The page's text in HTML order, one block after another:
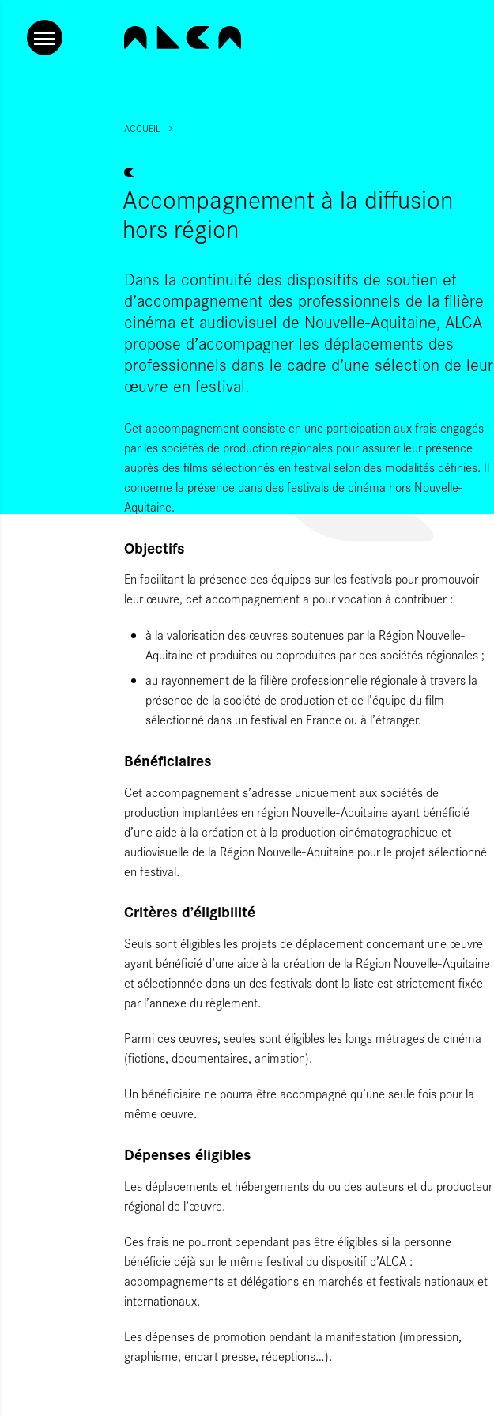
ACCUEIL
Accompagnement à la diffusion
hors région
Dans la continuité des dispositifs de soutien et
d’accompagnement des professionnels de la filière
cinéma et audiovisuel de Nouvelle-Aquitaine, ALCA
propose d’accompagner les déplacements des
professionnels dans le cadre d’une sélection de leur
œuvre en festival.
Cet accompagnement consiste en une participation aux frais engagés
par les sociétés de production régionales pour assurer leur présence
auprès des films sélectionnés en festival selon des modalités définies. Il
concerne la présence dans des festivals de cinéma hors Nouvelle-
Aquitaine.
Objectifs
En facilitant la présence des équipes sur les festivals pour promouvoir
leur œuvre, cet accompagnement a pour vocation à contribuer :
à la valorisation des œuvres soutenues par la Région Nouvelle-
Aquitaine et produites ou coproduites par des sociétés régionales ;
au rayonnement de la filière professionnelle régionale à travers la
présence de la société de production et de l’équipe du film
sélectionné dans un festival en France ou à l’étranger.
Bénéficiaires
Cet accompagnement s’adresse uniquement aux sociétés de
production implantées en région Nouvelle-Aquitaine ayant bénéficié
d’une aide à la création et à la production cinématographique et
audiovisuelle de la Région Nouvelle-Aquitaine pour le projet sélectionné
en festival.
Critères d’éligibilité
Seuls sont éligibles les projets de déplacement concernant une œuvre
ayant bénéficié d’une aide à la création de la Région Nouvelle-Aquitaine
et sélectionnée dans un des festivals dont la liste est strictement fixée
par l’annexe du règlement.
Parmi ces œuvres, seules sont éligibles les longs métrages de cinéma
(fictions, documentaires, animation).
Un bénéficiaire ne pourra être accompagné qu’une seule fois pour la
même œuvre.
Dépenses éligibles
Les déplacements et hébergements du ou des auteurs et du producteur
régional de l’œuvre.
Ces frais ne pourront cependant pas être éligibles si la personne
bénéficie déjà sur le même festival du dispositif d’ALCA :
accompagnements et délégations en marchés et festivals nationaux et
internationaux.
Les dépenses de promotion pendant la manifestation (impression,
graphisme, encart presse, réceptions…).